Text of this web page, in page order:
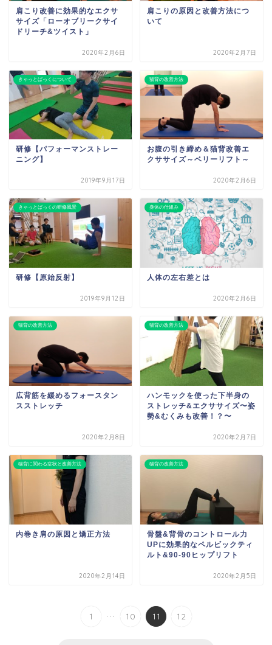
肩こり改善に効果的なエクサ
サイズ「ローオブリークサイ
ドリーチ&ツイスト」
2020年2月6日
肩こりの原因と改善方法につ
いて
2020年2月7日
きゃっとばっくについて
研修【パフォーマンストレー
ニング】
2019年9月17日
猫背の改善方法
お腹の引き締め＆猫背改善エ
クササイズ～ベリーリフト～
2020年2月6日
きゃっとばっくの研修風景
研修【原始反射】
2019年9月12日
身体の仕組み
人体の左右差とは
2020年2月6日
猫背の改善方法
広背筋を緩めるフォースタン
スストレッチ
2020年2月8日
猫背の改善方法
ハンモックを使った下半身の
ストレッチ&エクササイズ〜姿
勢&むくみも改善！？〜
2020年2月7日
猫背に関わる症状と改善方法
内巻き肩の原因と矯正方法
2020年2月14日
猫背の改善方法
骨盤&背骨のコントロール力
UPに効果的なペルビックティ
ルト&90-90ヒップリフト
2020年2月5日
1 ... 10 11 12